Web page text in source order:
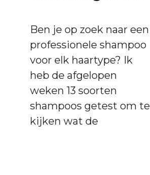
Ben je op zoek naar een
professionele shampoo
voor elk haartype? Ik
heb de afgelopen
weken 13 soorten
shampoos getest om te
kijken wat de